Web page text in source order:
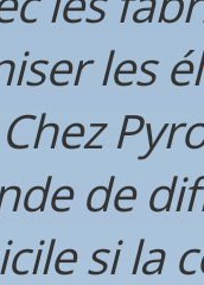
les
de
si la